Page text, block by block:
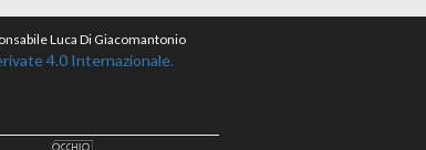
Luca Di Giacomantonio
4.0 Internazionale.